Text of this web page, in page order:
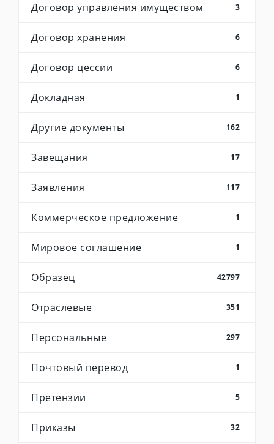
Договор управления имуществом 3
Договор хранения 6
Договор цессии 6
Докладная 1
Другие документы 162
Завещания 17
Заявления 117
Коммерческое предложение 1
Мировое соглашение 1
Образец 42797
Отраслевые 351
Персональные 297
Почтовый перевод 1
Претензии 5
Приказы 32